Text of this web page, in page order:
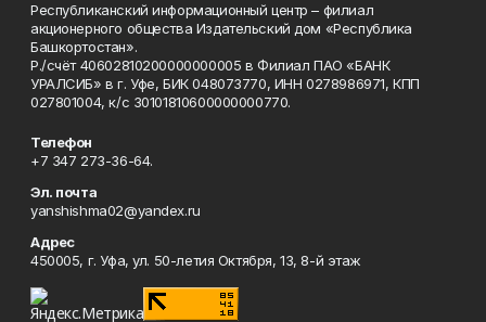
Республиканский информационный центр – филиал
акционерного общества Издательский дом «Республика
Башкортостан».
Р./счёт 40602810200000000005 в Филиал ПАО «БАНК
УРАЛСИБ» в г. Уфе, БИК 048073770, ИНН 0278986971, КПП
027801004, к/с 30101810600000000770.
Телефон
+7 347 273-36-64.
Эл. почта
yanshishma02@yandex.ru
Адрес
450005, г. Уфа, ул. 50-летия Октября, 13, 8-й этаж